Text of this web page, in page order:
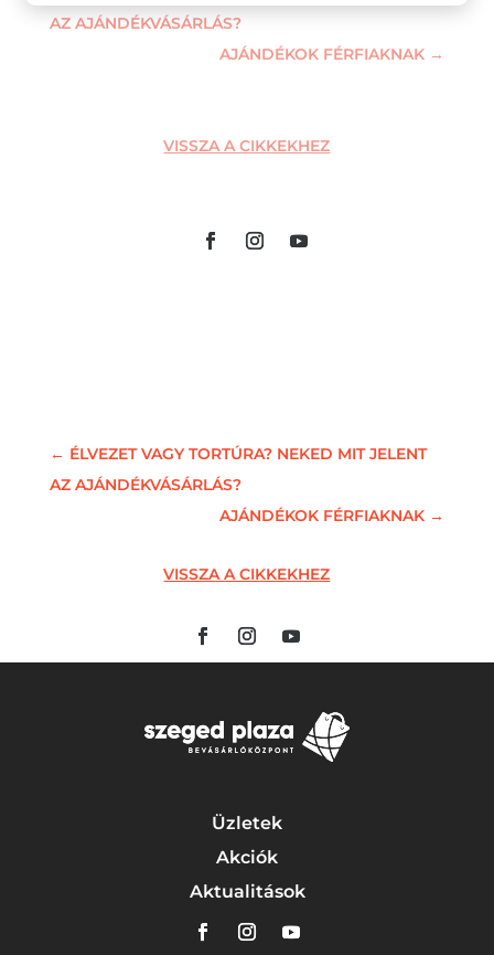
AZ AJÁNDÉKVÁSÁRLÁS?
AJÁNDÉKOK FÉRFIAKNAK →
VISSZA A CIKKEKHEZ
← ÉLVEZET VAGY TORTÚRA? NEKED MIT JELENT
AZ AJÁNDÉKVÁSÁRLÁS?
AJÁNDÉKOK FÉRFIAKNAK →
VISSZA A CIKKEKHEZ
Üzletek
Akciók
Aktualitások